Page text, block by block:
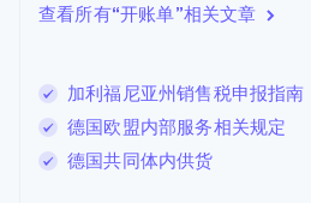
查看所有“开账单”相关文章
加利福尼亚州销售税申报指南
德国欧盟内部服务相关规定
德国共同体内供货
立陶宛
DeutschEnglish
卢森堡
FrançaisDeutsch English
罗马尼亚